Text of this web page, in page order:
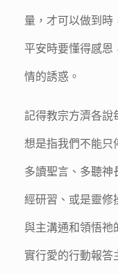
量，才可以做到
平安時要懂得感恩
情的誘惑。
記得教宗方濟各說
想是指我們不能只
多讀聖言、多聽
經研習、或是靈修
與主溝通和領悟祂
實行愛的行動報答